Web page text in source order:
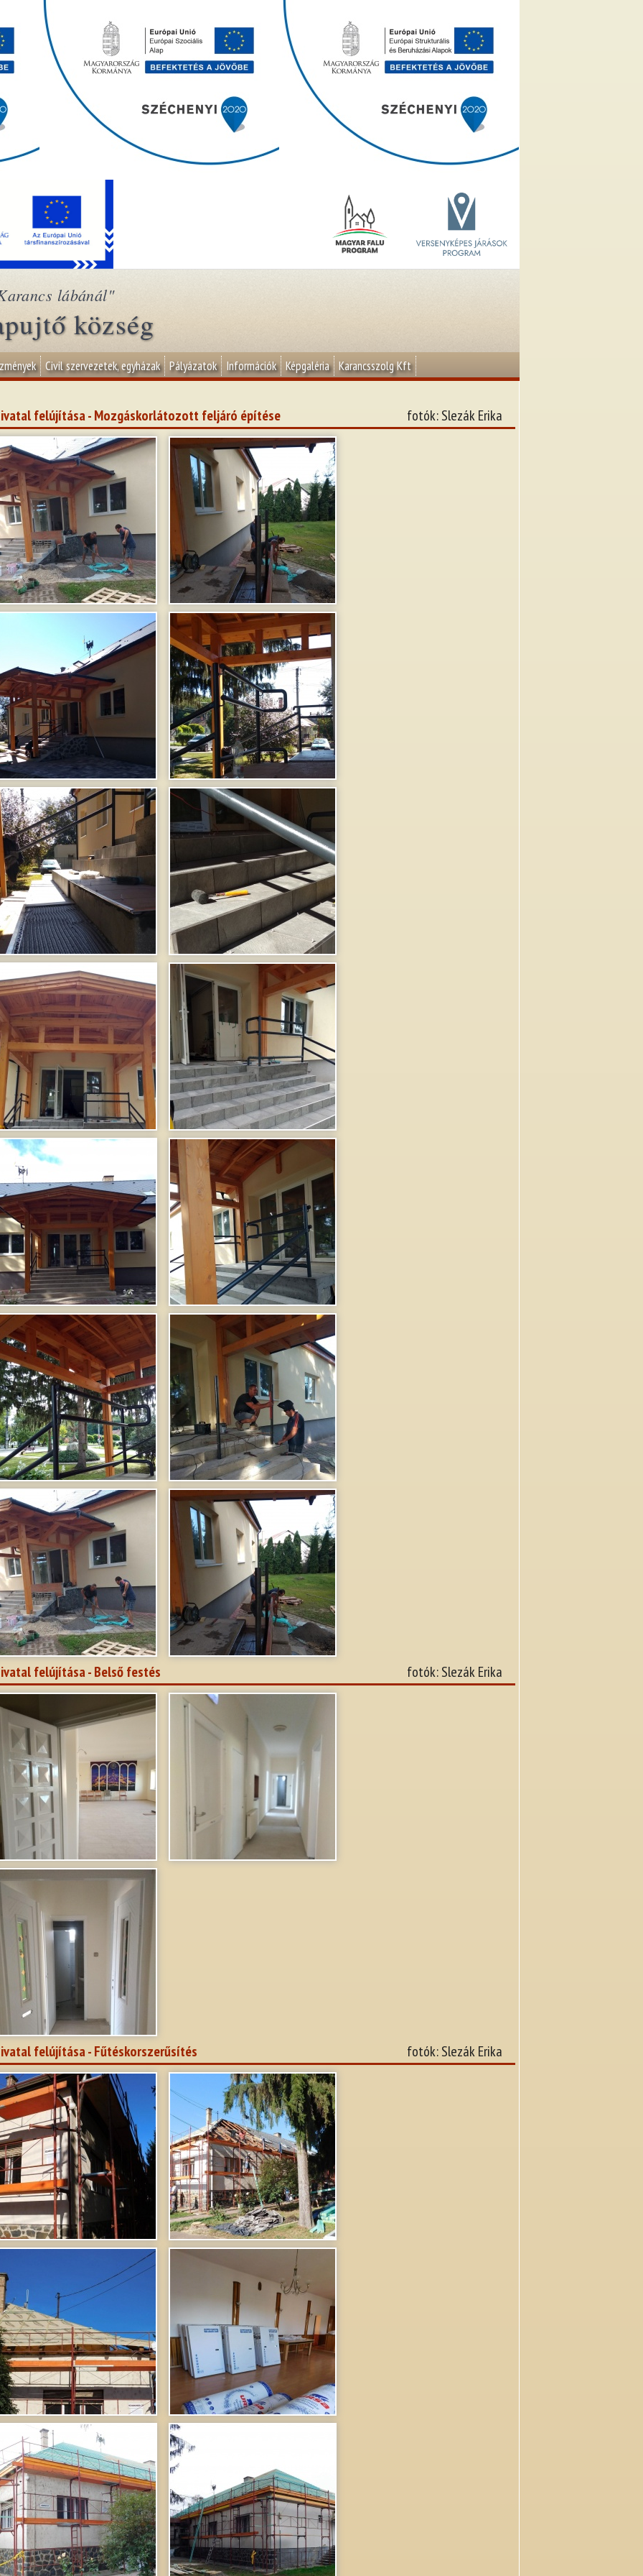
lábánál"
község
Civil szervezetek, egyházak Pályázatok Információk Képgaléria Karancsszolg Kft
fotók: Slezák Erika
felújítása - Mozgáskorlátozott feljáró építése
fotók: Slezák Erika
felújítása - Belső festés
fotók: Slezák Erika
felújítása - Fűtéskorszerűsítés